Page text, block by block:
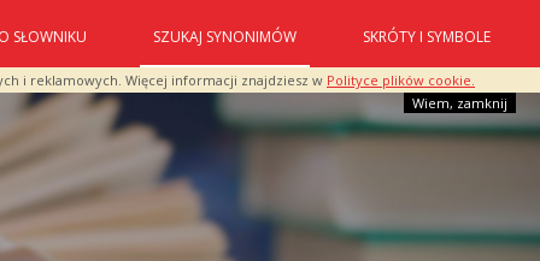
i reklamowych. Więcej informacji znajdziesz w Polityce plików cookie.
Wiem, zamknij
O SŁOWNIKU SZUKAJ SYNONIMÓW SKRÓTY I SYMBOLE